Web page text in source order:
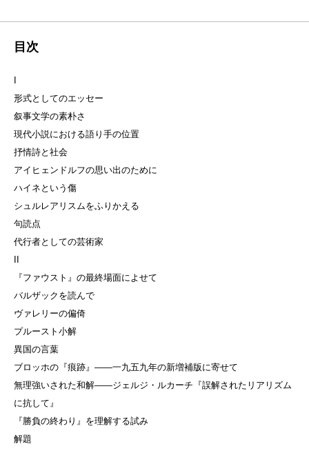
目次
形式としてのエッセー
叙事文学の素朴さ
現代小説における語り手の位置
抒情詩と社会
アイヒェンドルフの思い出のために
ハイネという傷
シュルレアリスムをふりかえる
句読点
代行者としての芸術家
『ファウスト』の最終場面によせて
バルザックを読んで
ヴァレリーの偏倚
プルースト小解
異国の言葉
ブロッホの『痕跡』——一九五九年の新増補版に寄せて
無理強いされた和解——ジェルジ・ルカーチ『誤解されたリアリズム
に抗して』
『勝負の終わり』を理解する試み
解題